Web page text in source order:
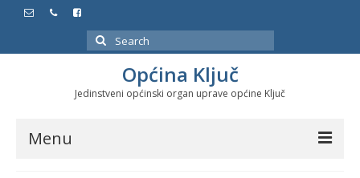
Search
for:
Općina Ključ
Jedinstveni općinski organ uprave općine Ključ
Menu